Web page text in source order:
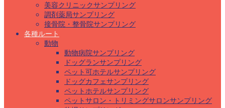
美容クリニックサンプリング
調剤薬局サンプリング
接骨院・整骨院サンプリング
各種ルート
動物
動物病院サンプリング
ドッグランサンプリング
ペット可ホテルサンプリング
ドッグカフェサンプリング
ペットホテルサンプリング
ペットサロン・トリミングサロンサンプリング